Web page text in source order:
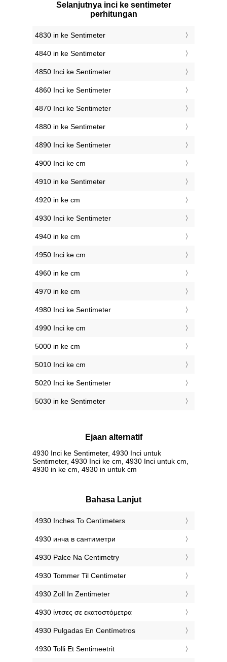
Selanjutnya inci ke sentimeter
perhitungan
4830 in ke Sentimeter
4840 in ke Sentimeter
4850 Inci ke Sentimeter
4860 Inci ke Sentimeter
4870 Inci ke Sentimeter
4880 in ke Sentimeter
4890 Inci ke Sentimeter
4900 Inci ke cm
4910 in ke Sentimeter
4920 in ke cm
4930 Inci ke Sentimeter
4940 in ke cm
4950 Inci ke cm
4960 in ke cm
4970 in ke cm
4980 Inci ke Sentimeter
4990 Inci ke cm
5000 in ke cm
5010 Inci ke cm
5020 Inci ke Sentimeter
5030 in ke Sentimeter
Ejaan alternatif
4930 Inci ke Sentimeter, 4930 Inci untuk
Sentimeter, 4930 Inci ke cm, 4930 Inci untuk cm,
4930 in ke cm, 4930 in untuk cm
Bahasa Lanjut
‎4930 Inches To Centimeters
‎4930 инча в сантиметри
‎4930 Palce Na Centimetry
‎4930 Tommer Til Centimeter
‎4930 Zoll In Zentimeter
‎4930 ίντσες σε εκατοστόμετρα
‎4930 Pulgadas En Centímetros
‎4930 Tolli Et Sentimeetrit